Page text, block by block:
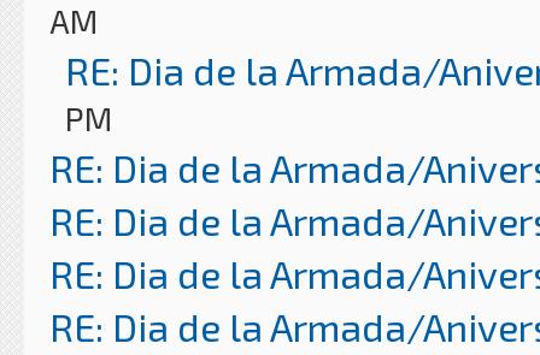
AM
RE: Dia de la Armada/
PM
RE: Dia de la Armada/
RE: Dia de la Armada/
RE: Dia de la Armada/
RE: Dia de la Armada/